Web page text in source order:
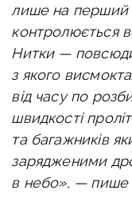
лише на перший
контролюється
Нитки —
з якого
від часу по
швидкості
та багажників
зарядженими
в небо», — пише